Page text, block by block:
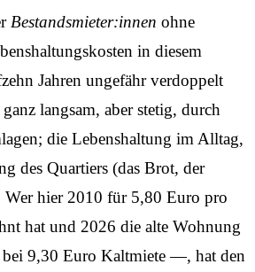
Bestandsmieter:innen ohne
in diesem
Jahren ungefähr verdoppelt
langsam, aber stetig, durch
die Lebenshaltung im Alltag,
des Quartiers (das Brot, der
Wer hier 2010 für 5,80 Euro pro
hat und 2026 die alte Wohnung
9,30 Euro Kaltmiete —, hat den